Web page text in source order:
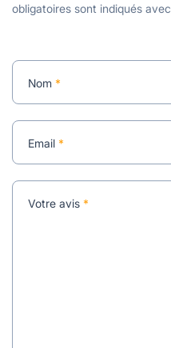
obligatoires sont indiqués avec
Votre avis *
Nom *
Email *